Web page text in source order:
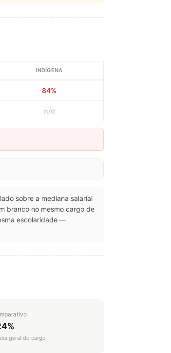
INDÍGENA
84%
n/d
sobre a mediana salarial
branco no mesmo cargo de
escolaridade —
geral do cargo